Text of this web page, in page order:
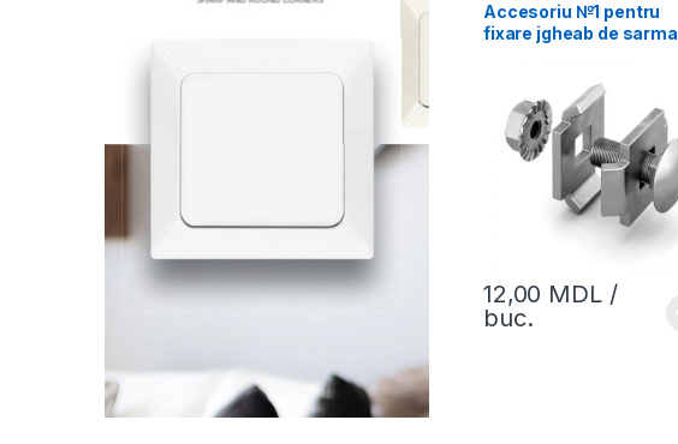
Accesoriu №1 pentru
fixare jgheab de sarma
12,00 MDL/
buc.